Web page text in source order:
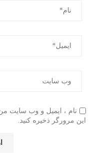
نام ، ایمیل و وب سایت
این مرورگر ذخیره کنید.